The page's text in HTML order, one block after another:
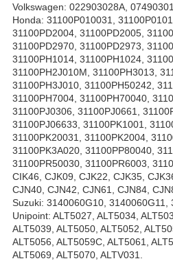
Volkswagen: 022903028A,
Honda: 31100P010031,
31100PD2004, 31100PD2005,
31100PD2970, 31100PD2973,
31100PH1014, 31100PH1024,
31100PH2J010M, 31100PH3013,
31100PH3J010, 31100PH50242,
31100PH7004, 31100PH70040,
31100PJ0306, 31100PJ0661,
31100PJ06633, 31100PK1001,
31100PK20031, 31100PK2004,
31100PK3A020, 31100PP80040,
31100PR50030, 31100PR6003,
CIK46, CJK09, CJK22, CJK35,
CJN40, CJN42, CJN61, CJN84,
Suzuki: 3140060G10, 3140060G11,
Unipoint: ALT5027, ALT5034,
ALT5039, ALT5050, ALT5052,
ALT5056, ALT5059C, ALT5061,
ALT5069, ALT5070, ALTV031.